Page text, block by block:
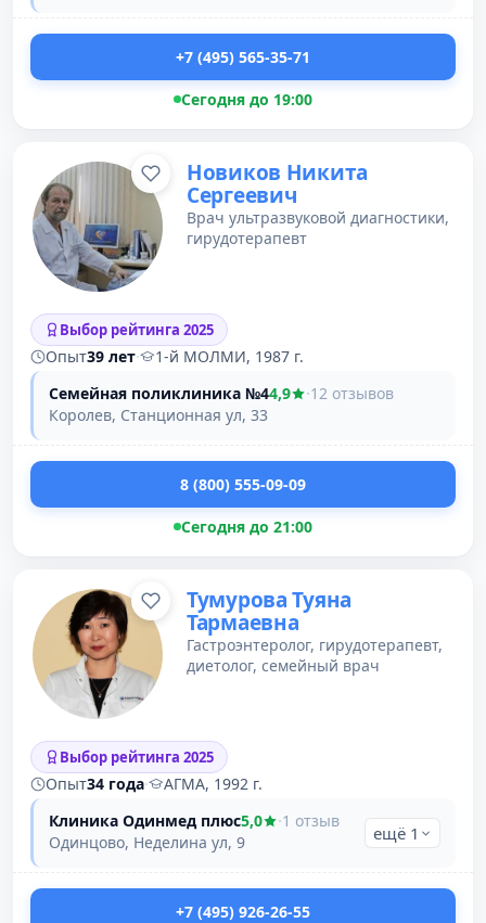
+7 (495) 565-35-71
Сегодня до 19:00
Новиков Никита
Сергеевич
Врач ультразвуковой диагностики,
гирудотерапевт
Выбор рейтинга 2025
Опыт39 лет·
1-й МОЛМИ, 1987 г.
Семейная поликлиника №44,9 ·12 отзывов
Королев, Станционная ул, 33
8 (800) 555-09-09
Сегодня до 21:00
Тумурова Туяна
Тармаевна
Гастроэнтеролог, гирудотерапевт,
диетолог, семейный врач
Выбор рейтинга 2025
Опыт34 года·
АГМА, 1992 г.
Клиника Одинмед плюс5,0 ·1 отзыв
Одинцово, Неделина ул, 9
ещё 1
+7 (495) 926-26-55